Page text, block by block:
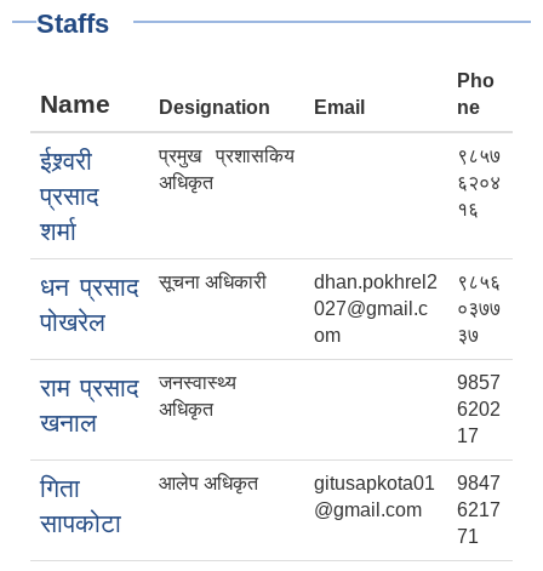
Staffs
Name Designation Email
Pho
ne
ईश्र्वरी
प्रसाद
शर्मा
प्रमुख प्रशासकिय
अधिकृत
९८५७
६२०४
१६
धन प्रसाद
पोखरेल
सूचना अधिकारी
dhan.pokhrel2
027@gmail.c
om
९८५६
०३७७
३७
राम प्रसाद
खनाल
जनस्वास्थ्य
अधिकृत
9857
6202
17
गिता
सापकोटा
आलेप अधिकृत
gitusapkota01
@gmail.com
9847
6217
71